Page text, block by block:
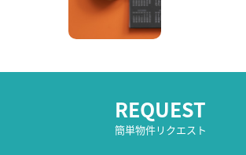
REQUEST
簡単物件リクエスト